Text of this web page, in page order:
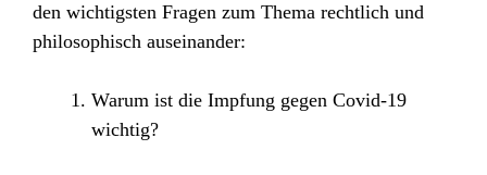
den wichtigsten Fragen zum Thema rechtlich und
philosophisch auseinander:
Warum ist die Impfung gegen Covid-19
wichtig?